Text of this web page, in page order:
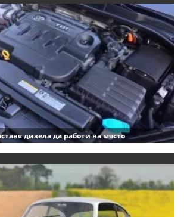
дизела да работи на място